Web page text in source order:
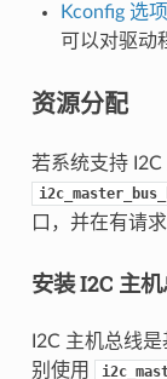
Kconfig 选项
可以对驱动
资源分配
若系统支持
口，并在有请
安装 I2C 主
I2C 主机总线
别使用